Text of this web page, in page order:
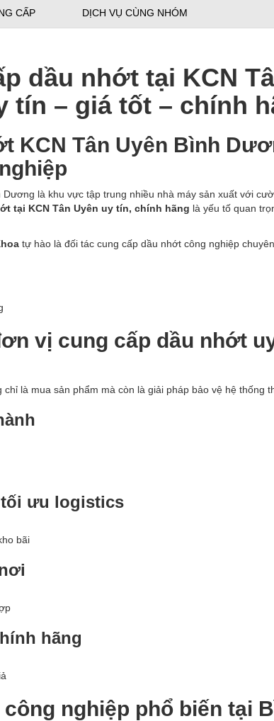
CẤP DỊCH VỤ CÙNG NHÓM
dầu nhớt tại KCN
tín – giá tốt – chính
KCN Tân Uyên Bình
là khu vực tập trung nhiều nhà máy sản xuất với
tại KCN Tân Uyên uy tín, chính hãng là yếu tố quan
tự hào là đối tác cung cấp dầu nhớt công nghiệp
vị cung cấp dầu nhớt
là mua sản phẩm mà còn là giải pháp bảo vệ hệ thống
ưu logistics
bãi
hãng
nghiệp phổ biến tại